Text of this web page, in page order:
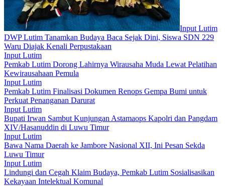
Input Lutim
DWP Lutim Tanamkan Budaya Baca Sejak Dini, Siswa SDN 229
Waru Diajak Kenali Perpustakaan
Input Lutim
Pemkab Lutim Dorong Lahirnya Wirausaha Muda Lewat Pelatihan
Kewirausahaan Pemula
Input Lutim
Pemkab Lutim Finalisasi Dokumen Renops Gempa Bumi untuk
Perkuat Penanganan Darurat
Input Lutim
Bupati Irwan Sambut Kunjungan Astamaops Kapolri dan Pangdam
XIV/Hasanuddin di Luwu Timur
Input Lutim
Bawa Nama Daerah ke Jambore Nasional XII, Ini Pesan Sekda
Luwu Timur
Input Lutim
Lindungi dan Cegah Klaim Budaya, Pemkab Lutim Sosialisasikan
Kekayaan Intelektual Komunal